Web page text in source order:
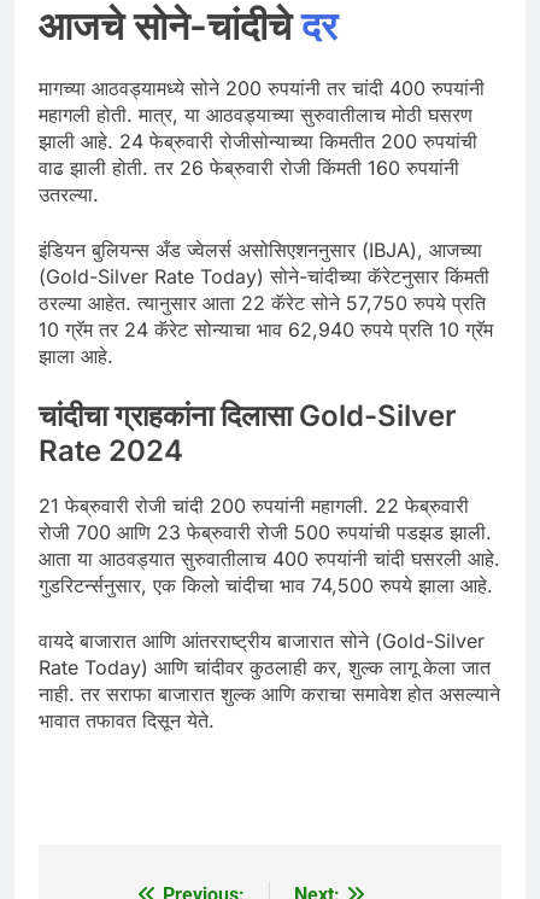
आजचे सोने-चांदीचेदर
मागच्या आठवड्यामध्ये सोने 200 रुपयांनी तर चांदी 400 रुपयांनी
महागली होती. मात्र, या आठवड्याच्या सुरुवातीलाच मोठी घसरण
झाली आहे. 24 फेब्रुवारी रोजीसोन्याच्या किमतीत 200 रुपयांची
वाढ झाली होती. तर 26 फेब्रुवारी रोजी किंमती 160 रुपयांनी
उतरल्या.
इंडियन बुलियन्स अँड ज्वेलर्स असोसिएशननुसार (IBJA), आजच्या
(Gold-Silver Rate Today) सोने-चांदीच्या कॅरेटनुसार किंमती
ठरल्या आहेत. त्यानुसार आता 22 कॅरेट सोने 57,750 रुपये प्रति
10 ग्रॅम तर 24 कॅरेट सोन्याचा भाव 62,940 रुपये प्रति 10 ग्रॅम
झाला आहे.
चांदीचा ग्राहकांना दिलासा Gold-Silver
Rate 2024
21 फेब्रुवारी रोजी चांदी 200 रुपयांनी महागली. 22 फेब्रुवारी
रोजी 700 आणि 23 फेब्रुवारी रोजी 500 रुपयांची पडझड झाली.
आता या आठवड्यात सुरुवातीलाच 400 रुपयांनी चांदी घसरली आहे.
गुडरिटर्न्सनुसार, एक किलो चांदीचा भाव 74,500 रुपये झाला आहे.
वायदे बाजारात आणि आंतरराष्ट्रीय बाजारात सोने (Gold-Silver
Rate Today) आणि चांदीवर कुठलाही कर, शुल्क लागू केला जात
नाही. तर सराफा बाजारात शुल्क आणि कराचा समावेश होत असल्याने
भावात तफावत दिसून येते.